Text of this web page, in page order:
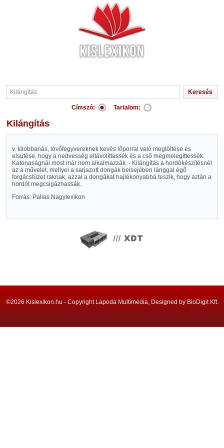
Címszó: Tartalom:
Kilángítás
v. kilobbanás, lövőfegyvereknek kevés lőporral való megtöltése és
elsütése, hogy a nedvesség eltávolíttassék és a cső megmelegíttessék.
Katonaságnál most már nem alkalmazzák. - Kilángítás a hordókészítésnél
az a művelet, mellyel a sarjazott dongák belsejében lánggal égő
forgácstüzet raknak, azzal a dongákat hajlékonyabbá teszik, hogy aztán a
hordót megcsigázhassák.
Forrás: Pallas Nagylexikon
©2026 Kislexikon.hu - Copyright Lapoda Multimédia, Designed by BioDigit Kft.